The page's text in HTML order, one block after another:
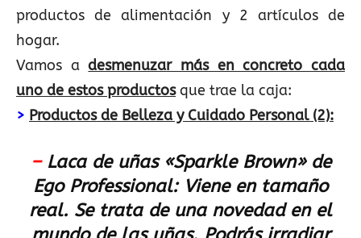
productos de alimentación y 2 artículos de
hogar.
Vamos adesmenuzar más en concreto cada
uno de estos productosque trae la caja:
> Productos de Belleza y Cuidado Personal (2):
– Laca de uñas «Sparkle Brown» de
Ego Professional:Viene en tamaño
real. Se trata de una novedad en el